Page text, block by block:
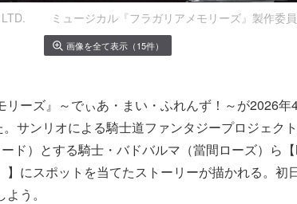
LTD. ミュージカル『フラガリアメモリーズ』製作委
画像を全て表示（15件）
ーズ』～でぃあ・まい・ふれんず！～が2026年4
サンリオによる騎士道ファンタジープロジェク
ド）とする騎士・バドバルマ（當間ローズ）ら
にスポットを当てたストーリーが描かれる。初
う。